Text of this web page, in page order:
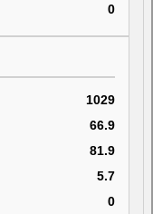
0
1029
66.9
81.9
5.7
0